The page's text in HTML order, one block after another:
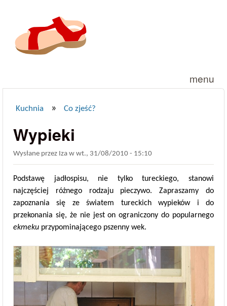
menu
Kuchnia » Co zjeść?
Wypieki
Wysłane przez Iza w wt., 31/08/2010 - 15:10
Podstawę jadłospisu, nie tylko tureckiego, stanowi
najczęściej różnego rodzaju pieczywo. Zapraszamy do
zapoznania się ze światem tureckich wypieków i do
przekonania się, że nie jest on ograniczony do popularnego
ekmeku przypominającego pszenny wek.